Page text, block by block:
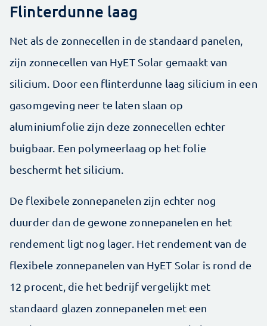
Flinterdunne laag
Net als de zonnecellen in de standaard panelen,
zijn zonnecellen van HyET Solar gemaakt van
silicium. Door een flinterdunne laag silicium in een
gasomgeving neer te laten slaan op
aluminiumfolie zijn deze zonnecellen echter
buigbaar. Een polymeerlaag op het folie
beschermt het silicium.
De flexibele zonnepanelen zijn echter nog
duurder dan de gewone zonnepanelen en het
rendement ligt nog lager. Het rendement van de
flexibele zonnepanelen van HyET Solar is rond de
12 procent, die het bedrijf vergelijkt met
standaard glazen zonnepanelen met een